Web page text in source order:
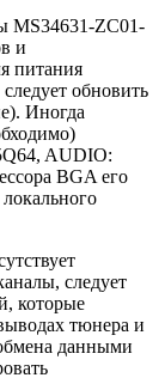
MS34631-ZC01-
и
питания
обновить
Иногда
AUDIO:
BGA его
следует
которые
тюнера и
данными